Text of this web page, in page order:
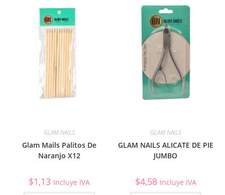
GLAM NAILS
Glam Mails Palitos De
Naranjo X12
$1,13 Incluye IVA
GLAM NAILS
GLAM NAILS ALICATE DE PIE
JUMBO
$4,58 Incluye IVA